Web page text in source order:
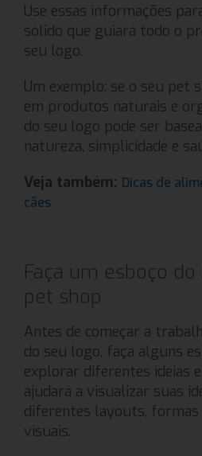
Use essas informações
sólido que guiará todo o
seu logo.
Um exemplo: se o seu pet
em produtos naturais e
do seu logo pode ser
natureza, simplicidade e
Veja também: Dicas de
cães
Faça um esboço
pet shop
Antes de começar a
do seu logo, faça alguns
explorar diferentes ideias
ajudará a visualizar suas
diferentes layouts, formas
visuais.